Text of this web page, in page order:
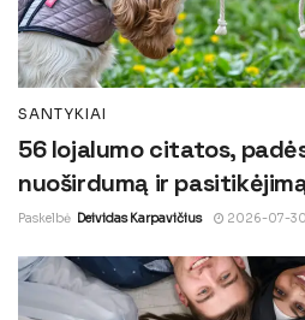
SANTYKIAI
56 lojalumo citatos,
nuoširdumą ir
Paskelbė Deividas Karpavičius 2026-07-30